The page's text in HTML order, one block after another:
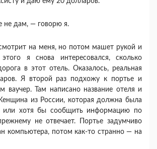
не дам, — говорю я.
на меня, но потом машет рукой и
я снова интересовался, сколько
в этот отель. Оказа­лось, реальная
Я второй раз под­хожу к портье и
ваучер. Там напи­сано название отеля и
из России, которая должна была
или хотя бы сообщить информацию по
не отвечает. Портье задумчиво
компьютера, потом как-то странно — на